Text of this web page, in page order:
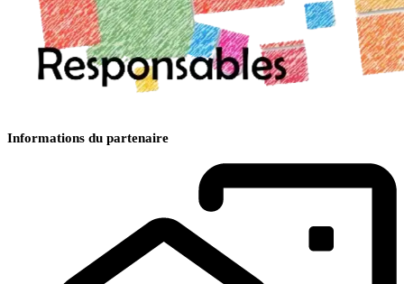
Informations du partenaire